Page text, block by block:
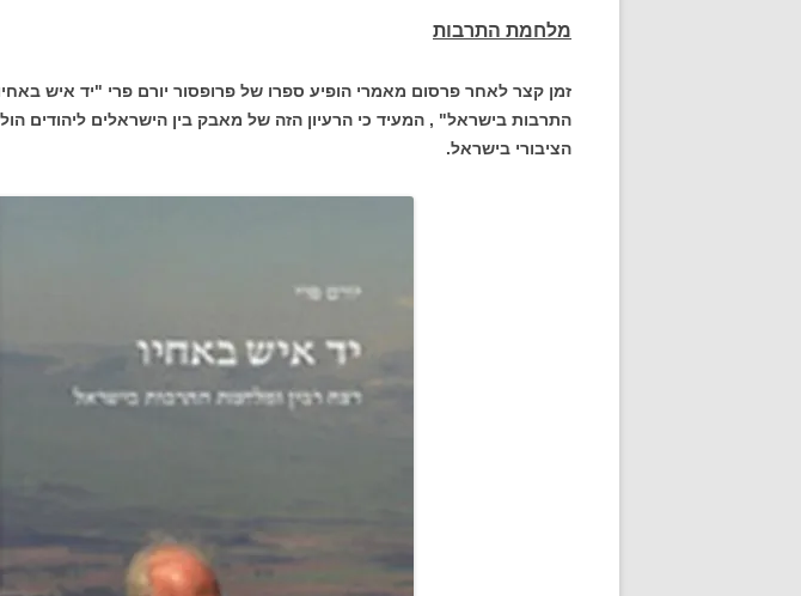
מלחמת התרבות
זמן קצר לאחר פרסום מאמרי הופיע ספרו של פרופסור יורם פרי "יד איש
התרבות בישראל" , המעיד כי הרעיון הזה של מאבק בין הישראלים ליהודים
הציבורי בישראל.